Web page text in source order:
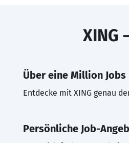
XING
Über eine Million Jobs
Entdecke mit XING genau
Persönliche Job-